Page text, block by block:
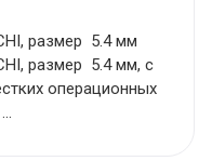
размер 5.4 мм
размер 5.4 мм, с
операционных